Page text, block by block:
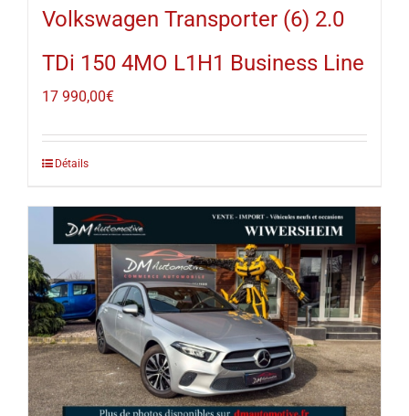
Volkswagen Transporter (6) 2.0
TDi 150 4MO L1H1 Business Line
17 990,00€
Détails